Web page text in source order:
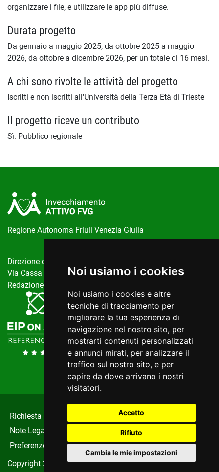
Noi usiamo i cookies
Noi usiamo i cookies e altre
tecniche di tracciamento per
migliorare la tua esperienza di
navigazione nel nostro sito, per
mostrarti contenuti personalizzati
e annunci mirati, per analizzare il
traffico sul nostro sito, e per
capire da dove arrivano i nostri
visitatori.
Accetto
Rifiuto
Cambia le mie impostazioni
organizzare i file, e utilizzare le app più diffuse.
Durata progetto
Da gennaio a maggio 2025, da ottobre 2025 a maggio
2026, da ottobre a dicembre 2026, per un totale di 16 mesi.
A chi sono rivolte le attività del progetto
Iscritti e non iscritti all'Università della Terza Età di Trieste
Il progetto riceve un contributo
Sì: Pubblico regionale
Regione Autonoma Friuli Venezia Giulia
Direzione centrale salute, politiche sociali e disabilità
Via Cassa di Risparmio, 10 Trieste
Redazione del portale:
Richiesta Informazioni Privacy|
Note Legali
Dichiarazione Di Accessibilità
Preferenze Cookie
Copyright 2022 realizzato daInsiel